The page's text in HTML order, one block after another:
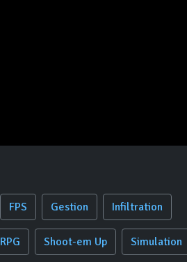
FPS Gestion Infiltration
RPG Shoot-em Up Simulation